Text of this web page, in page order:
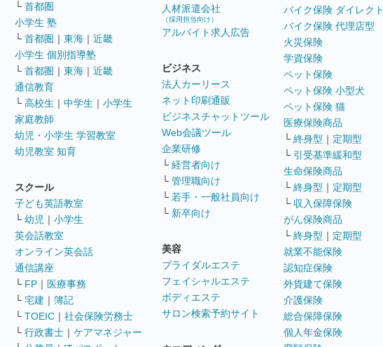
└ 首都圏
小学生 塾
└ 首都圏 ｜ 東海 ｜ 近畿
小学生 個別指導塾
└ 首都圏 ｜ 東海 ｜ 近畿
通信教育
└ 高校生 ｜ 中学生 ｜ 小学生
家庭教師
幼児・小学生 学習教室
幼児教室 知育
スクール
子ども英語教室
└ 幼児 ｜ 小学生
英会話教室
オンライン英会話
通信講座
└ FP ｜ 医療事務
└ 宅建 ｜ 簿記
└ TOEIC ｜ 社会保険労務士
└ 行政書士 ｜ ケアマネジャー
人材派遣会社
（採用担当向け）
アルバイト求人広告
ビジネス
法人カーリース
ネット印刷通販
ビジネスチャットツール
Web会議ツール
企業研修
└ 経営者向け
└ 管理職向け
└ 若手・一般社員向け
└ 新卒向け
美容
ブライダルエステ
フェイシャルエステ
ボディエステ
サロン検索予約サイト
バイク保険 ダイレク
バイク保険 代理店型
火災保険
学資保険
ペット保険
ペット保険 小型犬
ペット保険 猫
医療保険商品
└ 終身型 ｜ 定期型
└ 引受基準緩和型
生命保険商品
└ 終身型 ｜ 定期型
└ 収入保障保険
がん保険商品
└ 終身型 ｜ 定期型
就業不能保険
認知症保険
外貨建て保険
介護保険
総合保障保険
個人年金保険